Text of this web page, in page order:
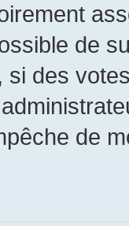
de
si des
de